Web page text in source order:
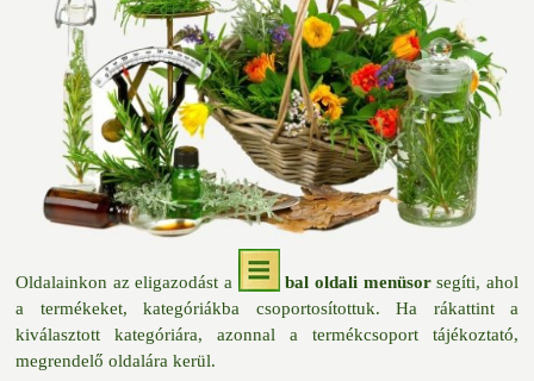
Oldalainkon az eligazodást a bal oldali menüsorsegíti, ahol
a termékeket, kategóriákba csoportosítottuk. Ha rákattint a
kiválasztott kategóriára, azonnal a termékcsoport tájékoztató,
megrendelő oldalára kerül.